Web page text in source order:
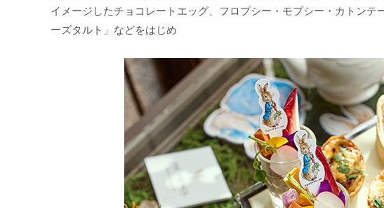
イメージしたチョコレートエッグ、フロプシー・モプシー・カトン
ーズタルト」などをはじめ